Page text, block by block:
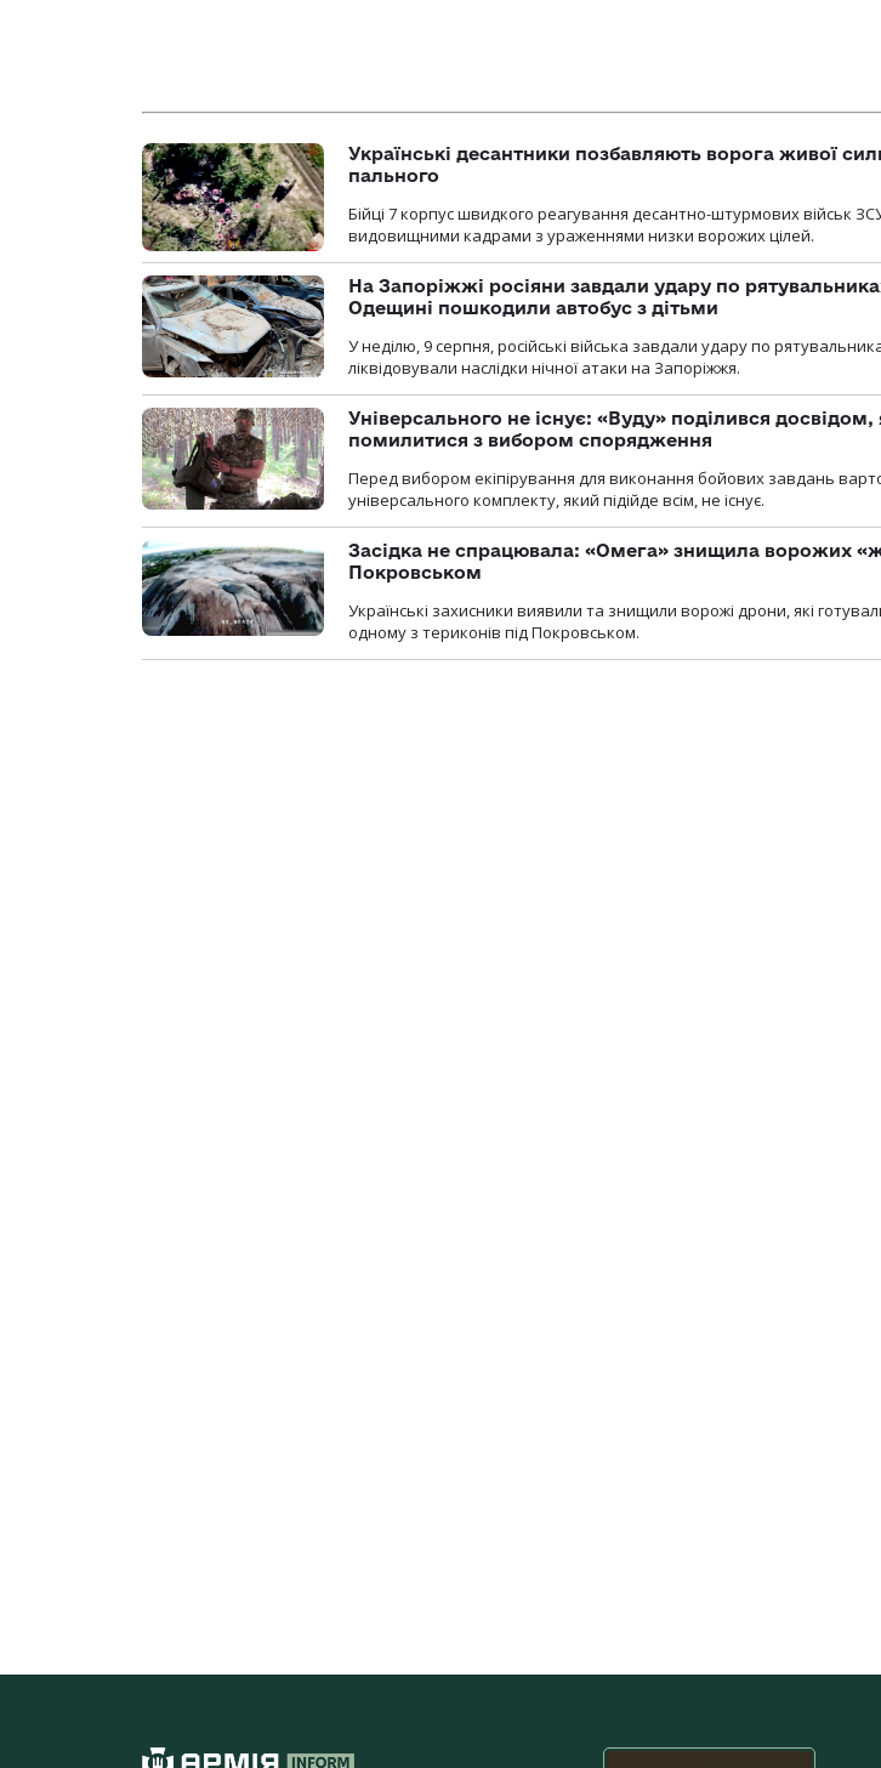
Українські десантники позбавляють ворога живої
пального
Бійці 7 корпус швидкого реагування десантно-штурмових військ
видовищними кадрами з ураженнями низки ворожих цілей.
На Запоріжжі росіяни завдали удару по
Одещині пошкодили автобус з дітьми
У неділю, 9 серпня, російські війська завдали удару по
ліквідовували наслідки нічної атаки на Запоріжжя.
Універсального не існує: «Вуду» поділився досвідом,
помилитися з вибором спорядження
Перед вибором екіпірування для виконання бойових завдань
універсального комплекту, який підійде всім, не існує.
Засідка не спрацювала: «Омега» знищила ворожих
Покровськом
Українські захисники виявили та знищили ворожі дрони, які
одному з териконів під Покровськом.